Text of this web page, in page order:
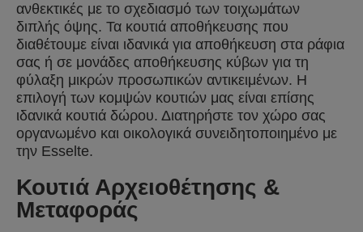
ανθεκτικές με το σχεδιασμό των τοιχωμάτων
διπλής όψης. Τα κουτιά αποθήκευσης που
διαθέτουμε είναι ιδανικά για αποθήκευση στα ράφια
σας ή σε μονάδες αποθήκευσης κύβων για τη
φύλαξη μικρών προσωπικών αντικειμένων. Η
επιλογή των κομψών κουτιών μας είναι επίσης
ιδανικά κουτιά δώρου. Διατηρήστε τον χώρο σας
οργανωμένο και οικολογικά συνειδητοποιημένο με
την Esselte.
Κουτιά Αρχειοθέτησης &
Μεταφοράς